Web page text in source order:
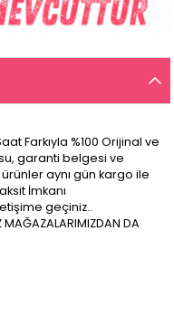
Farkıyla %100 Orijinal ve
garanti belgesi ve
aynı gün kargo ile
İmkanı
geçiniz..
MAĞAZALARIMIZDAN DA